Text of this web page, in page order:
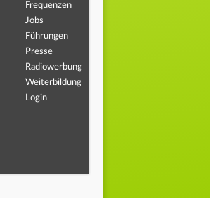
Frequenzen
Jobs
Führungen
Presse
Radiowerbung
Weiterbildung
Login